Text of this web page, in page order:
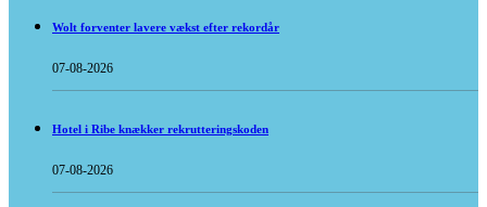
Wolt forventer lavere vækst efter rekordår
07-08-2026
Hotel i Ribe knækker rekrutteringskoden
07-08-2026